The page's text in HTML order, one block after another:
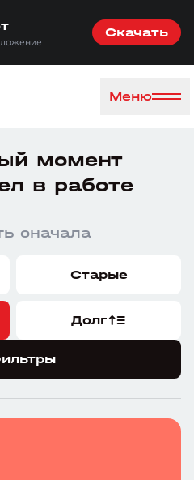
Скачать
Меню
момент
в работе
сначала
Старые
Долг